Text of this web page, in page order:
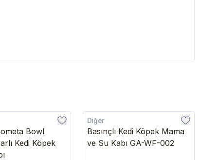
Bowl
Kedi Köpek
Diğer
Basınçlı Kedi Köpek Mama
ve Su Kabı GA-WF-002